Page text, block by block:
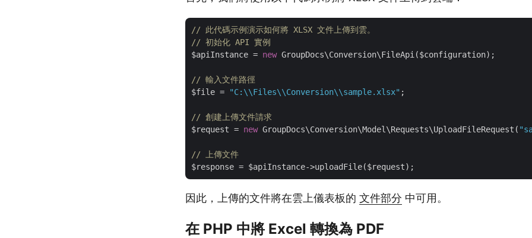
// 此代碼示例演示如何將 XLSX 文件上傳到雲。
// 初始化 API 實例
$apiInstance = new GroupDocs\Conversion\FileApi($configuration);
// 輸入文件路徑
$file =
"C:\\Files\\Conversion\\sample.xlsx" ;
// 創建上傳文件請求
$request = new GroupDocs\Conversion\Model\Requests\UploadFileRequest(
// 上傳文件
因此，上傳的文件將在雲上儀表板的 文件部分 中可用。
在 PHP 中將 Excel 轉換為 PDF